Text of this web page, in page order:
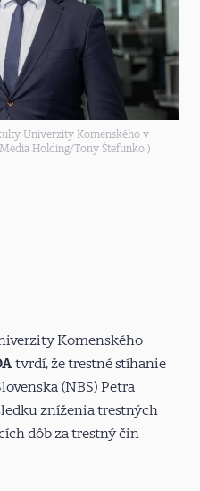
Univerzity Komenského v
Holding/Tony Štefunko )
Komenského
tvrdí, že trestné stíhanie
(NBS) Petra
zníženia trestných
dôb za trestný čin